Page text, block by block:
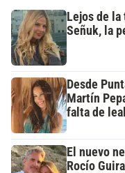
Lejos de
Señuk, la
Desde
Martín
falta de
El nuevo
Rocío